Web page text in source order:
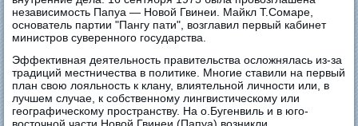
независимость Папуа — Новой Гвинеи. Майкл Т.Сомаре,
основатель партии "Пангу пати", возглавил первый кабинет
министров суверенного государства.
Эффективная деятельность правительства осложнялась из-за
традиций местничества в политике. Многие ставили на первый
план свою лояльность к клану, влиятельной личности или, в
лучшем случае, к собственному лингвистическому или
географическому пространству. На о.Бугенвиль и в юго-